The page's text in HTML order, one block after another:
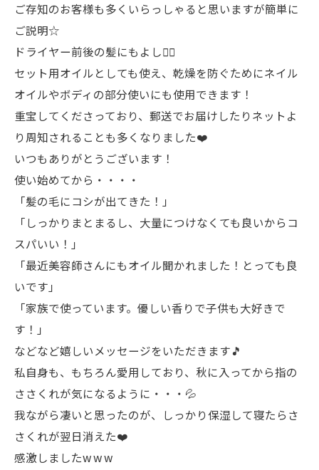
ご存知のお客様も多くいらっしゃると思いますが簡単に
ご説明☆
ドライヤー前後の髪にもよし🙆‍♀️
セット用オイルとしても使え、乾燥を防ぐためにネイル
オイルやボディの部分使いにも使用できます！
重宝してくださっており、郵送でお届けしたりネットよ
り周知されることも多くなりました❤️
いつもありがとうございます！
使い始めてから・・・・
「髪の毛にコシが出てきた！」
「しっかりまとまるし、大量につけなくても良いからコ
スパいい！」
「最近美容師さんにもオイル聞かれました！とっても良
いです」
「家族で使っています。優しい香りで子供も大好きで
す！」
などなど嬉しいメッセージをいただきます🎵
私自身も、もちろん愛用しており、秋に入ってから指の
ささくれが気になるように・・・💦
我ながら凄いと思ったのが、しっかり保湿して寝たらさ
さくれが翌日消えた❤️
感激しましたw w w